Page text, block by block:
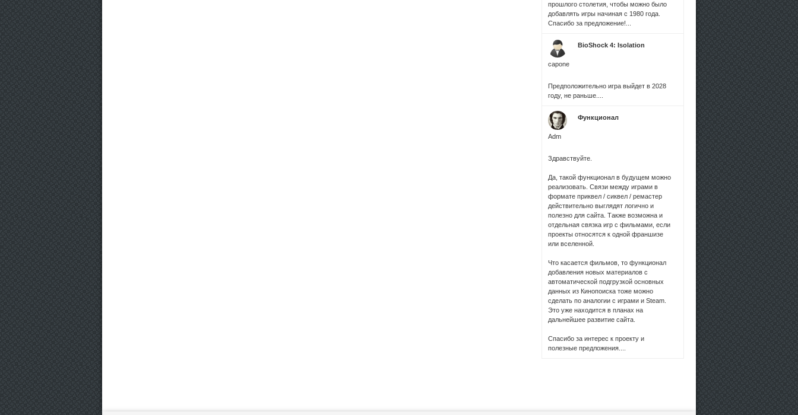
прошлого столетия, чтобы можно было
добавлять игры начиная с 1980 года.
Спасибо за предложение!...
capone
BioShock 4: Isolation
Предположительно игра выйдет в 2028
году, не раньше....
Adm
Функционал
Здравствуйте.
Да, такой функционал в будущем можно
реализовать. Связи между играми в
формате приквел / сиквел / ремастер
действительно выглядят логично и
полезно для сайта. Также возможна и
отдельная связка игр с фильмами, если
проекты относятся к одной франшизе
или вселенной.
Что касается фильмов, то функционал
добавления новых материалов с
автоматической подгрузкой основных
данных из Кинопоиска тоже можно
сделать по аналогии с играми и Steam.
Это уже находится в планах на
дальнейшее развитие сайта.
Спасибо за интерес к проекту и
полезные предложения....